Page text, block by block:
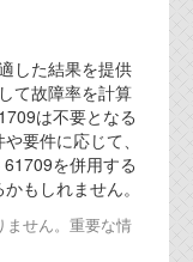
した結果を提供
て故障率を計算
は不要となる
要件に応じて、
を併用する
もしれません。
ません。重要な情